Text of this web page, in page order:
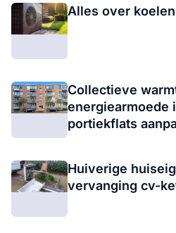
Alles over
Collectieve
energiearmoede
portiekflats
Huiverige
vervanging cv-